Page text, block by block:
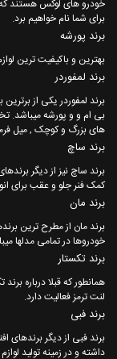
خودرو های لوکس هستند که
برای شما نام خواهیم برد.
برند پورشه
بهترین و باکیفیت ترین
برند لمفوردر
برند لمفوردر یکی از
بی ام و و پورشه میباشد.
های بزرگ و کوچک , میل
برند ساچ
برند ساچ نیز از دیگر
کمک فنر جلو و عقب برای
برند مان
برند مان از مطرح ترین
خودروها در تمامی مدلها
برند تکستار
همانطور که قبلا درباره
لنت ترمز فعالیت دارد.
برند فبی
برند فبی از دیگر برندهای
داشته و در زمینه تولید